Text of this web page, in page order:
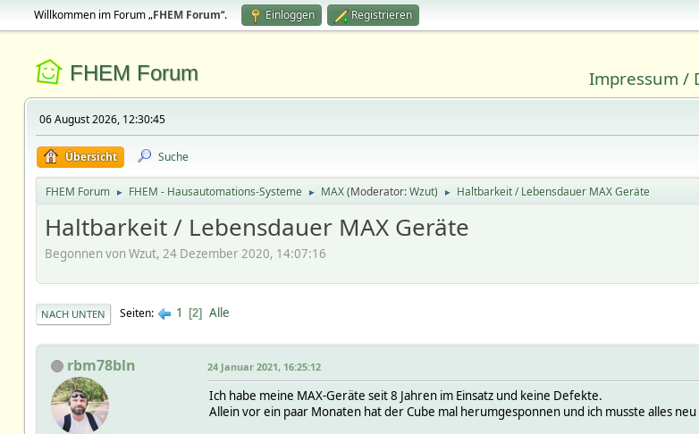
Willkommen im Forum „FHEM Forum“. Einloggen Registrieren
FHEM Forum Impressum /
06 August 2026, 12:30:45
Übersicht Suche
FHEM Forum ► FHEM - Hausautomations-Systeme ► MAX(Moderator:Wzut) ► Haltbarkeit / Lebensdauer MAX Geräte
Haltbarkeit / Lebensdauer MAX Geräte
Begonnen von Wzut, 24 Dezember 2020, 14:07:16
NACH UNTEN Seiten 1 2 Alle
rbm78bln 24 Januar 2021, 16:25:12
Ich habe meine MAX-Geräte seit 8 Jahren im Einsatz und keine Defekte.
Allein vor ein paar Monaten hat der Cube mal herumgesponnen und ich musste alles